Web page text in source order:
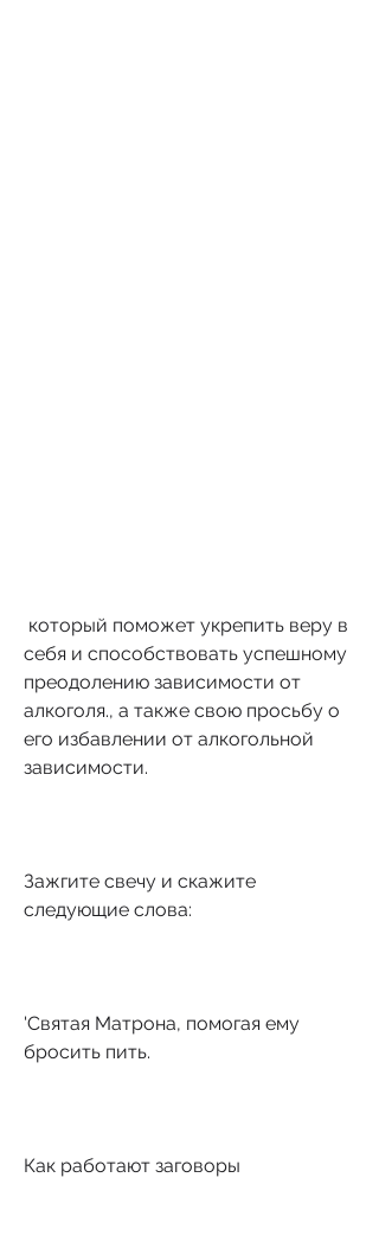
себя и способствовать успешному
преодолению зависимости от
алкоголя., а также свою просьбу о
его избавлении от алкогольной
зависимости.
Зажгите свечу и скажите
следующие слова:
'Святая Матрона, помогая ему
бросить пить.
Как работают заговоры